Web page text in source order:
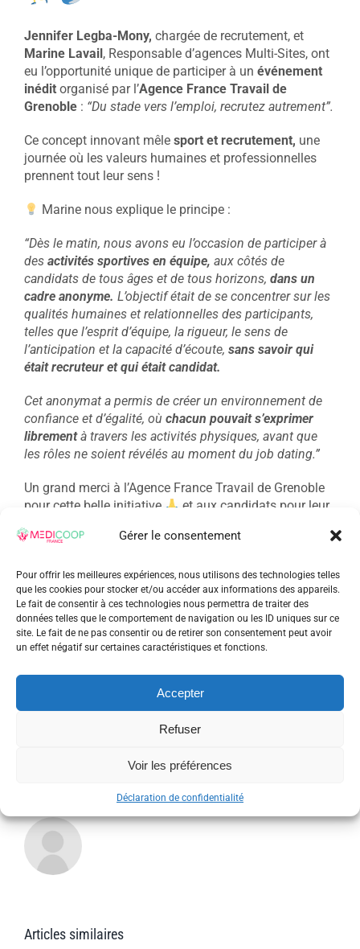
Gérer le consentement
Pour offrir les meilleures expériences, nous utilisons des technologies telles
que les cookies pour stocker et/ou accéder aux informations des appareils.
Le fait de consentir à ces technologies nous permettra de traiter des
données telles que le comportement de navigation ou les ID uniques sur ce
site. Le fait de ne pas consentir ou de retirer son consentement peut avoir
un effet négatif sur certaines caractéristiques et fonctions.
Accepter
Refuser
Voir les préférences
Déclaration de confidentialité
Jennifer Legba-Mony, chargée de recrutement, et
Marine Lavail, Responsable d’agences Multi-Sites, ont
eu l’opportunité unique de participer à un événement
inédit organisé par l’Agence France Travail de
Grenoble : “Du stade vers l’emploi, recrutez autrement”.
Ce concept innovant mêle sport et recrutement, une
journée où les valeurs humaines et professionnelles
prennent tout leur sens !
Marine nous explique le principe :
“Dès le matin, nous avons eu l’occasion de participer à
des activités sportives en équipe, aux côtés de
candidats de tous âges et de tous horizons, dans un
cadre anonyme. L’objectif était de se concentrer sur les
qualités humaines et relationnelles des participants,
telles que l’esprit d’équipe, la rigueur, le sens de
l’anticipation et la capacité d’écoute, sans savoir qui
était recruteur et qui était candidat.
Cet anonymat a permis de créer un environnement de
confiance et d’égalité, où chacun pouvait s’exprimer
librementà travers les activités physiques, avant que
les rôles ne soient révélés au moment du job dating.”
Un grand merci à l’Agence France Travail de Grenoble
pour cette belle initiative
et aux candidats pour leur
Alpes
:
vers
Share This Story, Choose Your
Platform!
Email
À propos de l'auteur :admin_patrick
Articles similaires